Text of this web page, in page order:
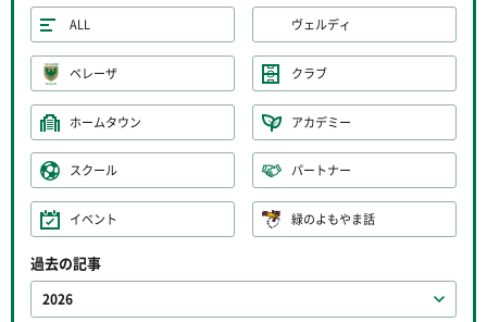
ALL ヴェルディ
ベレーザ クラブ
ホームタウン アカデミー
スクール パートナー
イベント 緑のよもやま話
過去の記事
2026